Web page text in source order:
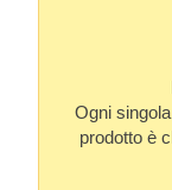
Ogni
prodotto è